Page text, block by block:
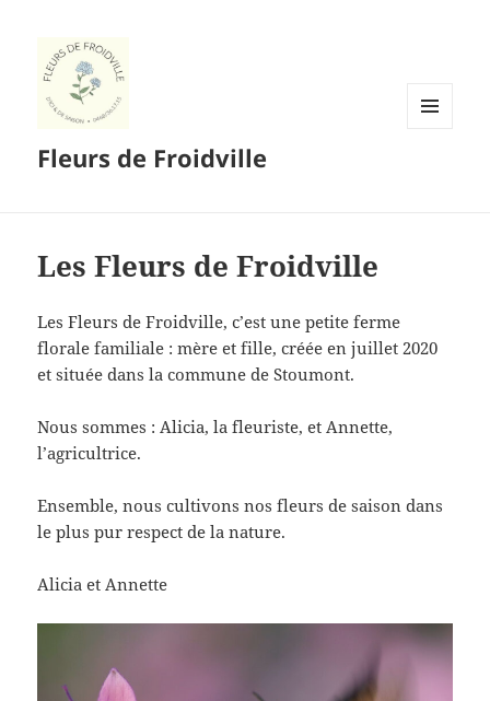
Fleurs de Froidville
Les Fleurs de Froidville
Les Fleurs de Froidville, c’est une petite ferme
florale familiale : mère et fille, créée en juillet 2020
et située dans la commune de Stoumont.
​Nous sommes : Alicia, la fleuriste, et Annette,
l’agricultrice.
Ensemble, nous cultivons nos fleurs de saison dans
le plus pur respect de la nature.
​Alicia et Annette